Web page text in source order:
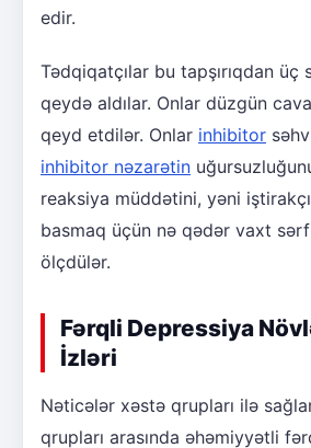
edir.
Tədqiqatçılar bu tapşırıqdan
qeydə aldılar. Onlar düzgün
qeyd etdilər. Onlar inhibitor
inhibitor nəzarətin
reaksiya müddətini, yəni
basmaq üçün nə qədər vaxt
ölçdülər.
Fərqli Depressiya
İzləri
Nəticələr xəstə qrupları ilə
qrupları arasında əhəmiyyətli